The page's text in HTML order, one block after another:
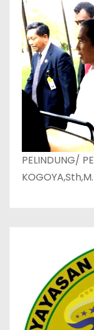
PELINDUNG/